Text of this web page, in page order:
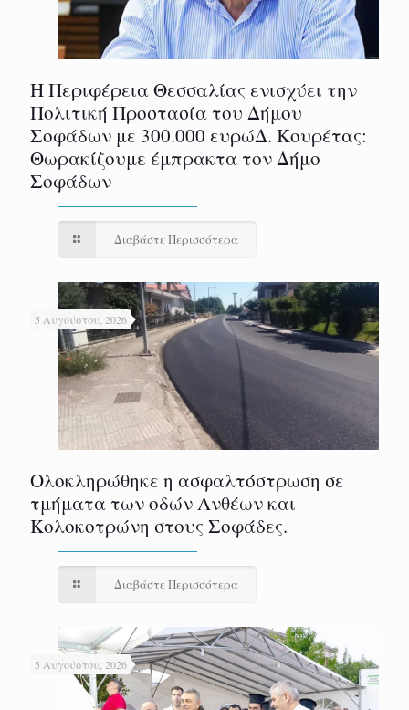
Η Περιφέρεια Θεσσαλίας ενισχύει την
Πολιτική Προστασία του Δήμου
Σοφάδων με 300.000 ευρώΔ. Κουρέτας:
Θωρακίζουμε έμπρακτα τον Δήμο
Σοφάδων
Διαβάστε Περισσότερα
5 Αυγούστου, 2026
Ολοκληρώθηκε η ασφαλτόστρωση σε
τμήματα των οδών Ανθέων και
Κολοκοτρώνη στους Σοφάδες.
Διαβάστε Περισσότερα
5 Αυγούστου, 2026